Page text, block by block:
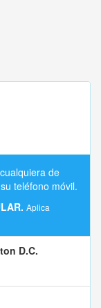
de
teléfono móvil.
Aplica
D.C.